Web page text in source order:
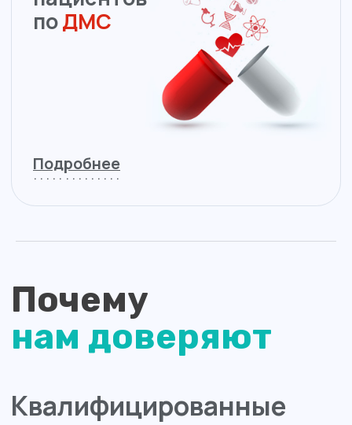
В кабинетах специалистов есть необходимое
оборудование, которое позволяет поставить
диагноз уже во время приема.
Благодаря слаженной командной работе
мы постоянно растём и развиваемся, делаем
посещение медицинского центра комфортным
для каждого пациента. «Хорошая
поликлиника» работает по удобному графику,
есть возможность онлайн-записи, действует
вежливые и деликатные сотрудники.
Мы благодарны и бесконечно ценим наших
пациентов, которые обращаются
в «Хорошую поликлинику» на протяжении